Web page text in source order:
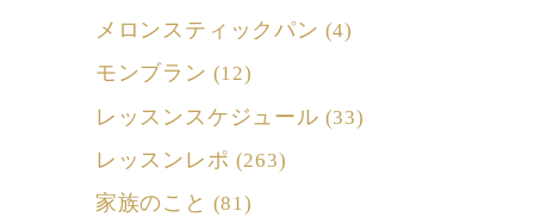
メロンスティックパン (4)
モンブラン (12)
レッスンスケジュール (33)
レッスンレポ (263)
家族のこと (81)